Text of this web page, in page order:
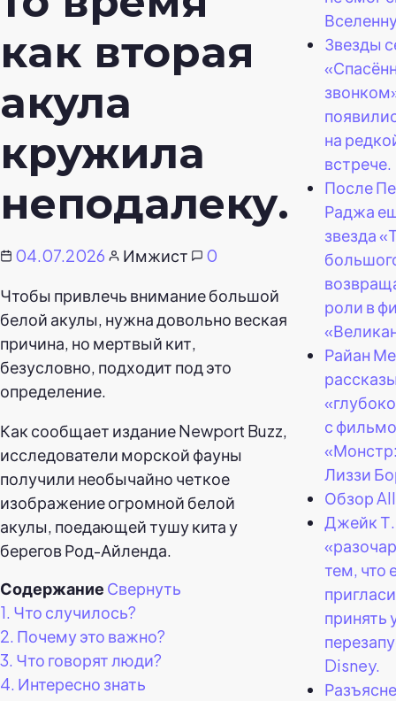
как вторая
акула
кружила
неподалеку.
04.07.2026 Имжист
0
Чтобы привлечь внимание большой
белой акулы, нужна довольно веская
причина, но мертвый кит,
безусловно, подходит под это
определение.
Как сообщает издание Newport Buzz,
исследователи морской фауны
получили необычайно четкое
изображение огромной белой
акулы, поедающей тушу кита у
берегов Род-Айленда.
Содержание Свернуть
1. Что случилось?
2. Почему это важно?
3. Что говорят люди?
4. Интересно знать
Звезды
на
встрече.
После
Раджа
звезда
роли в
Райан
с
Лиззи
Обзор
Джейк
тем, что
принять
Disney.